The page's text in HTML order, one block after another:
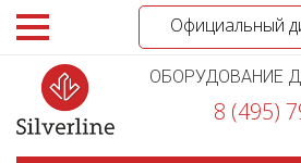
Официальный
ОБОРУДОВАНИЕ
8 (495)